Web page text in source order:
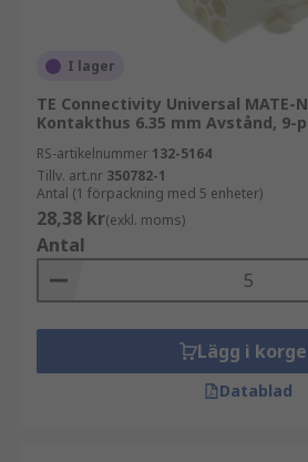
Det huvudsakliga sättet som PCB-
skiljer sig åt är i antalet kontakter
100. De kan också tillverkas av
beroende på vilken skyddsnivå
kontakten.
I lager
TE Connectivity Universal MATE-
Kontakthus 6.35 mm Avstånd, 9-
RS-artikelnummer 132-5164
Tillv. art.nr 350782-1
Antal (1 förpackning med 5 enheter)
28,38 kr(exkl. moms)
Antal
Lägg i
Datablad